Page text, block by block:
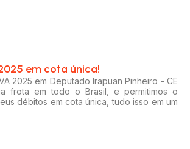
em cota única!​
2025 em Deputado Irapuan Pinheiro - CE
frota em todo o Brasil, e permitimos o
débitos em cota única, tudo isso em um